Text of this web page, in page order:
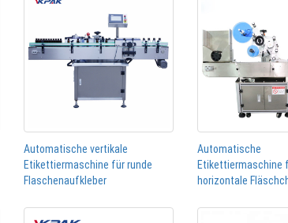
Automatische vertikale
Etikettiermaschine für runde
Flaschenaufkleber
Automatische
Etikettiermaschine
horizontale